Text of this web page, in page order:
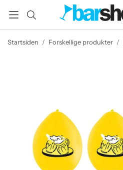
Startsiden / Forskellige produkter /